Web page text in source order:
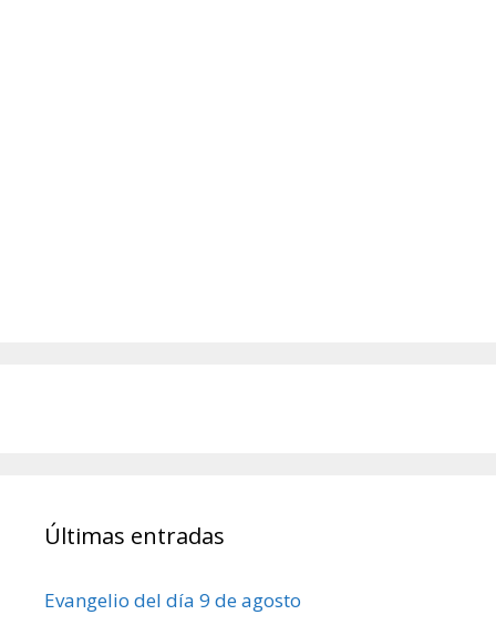
Últimas entradas
Evangelio del día 9 de agosto